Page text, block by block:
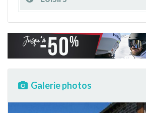
Galerie photos